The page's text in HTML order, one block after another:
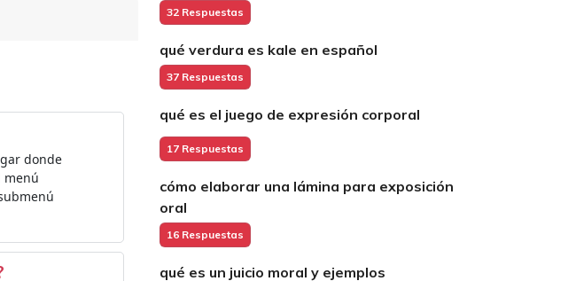
donde
menú
32 Respuestas
qué verdura es kale en español
37 Respuestas
qué es el juego de expresión corporal
17 Respuestas
cómo elaborar una lámina para exposición
oral
16 Respuestas
qué es un juicio moral y ejemplos